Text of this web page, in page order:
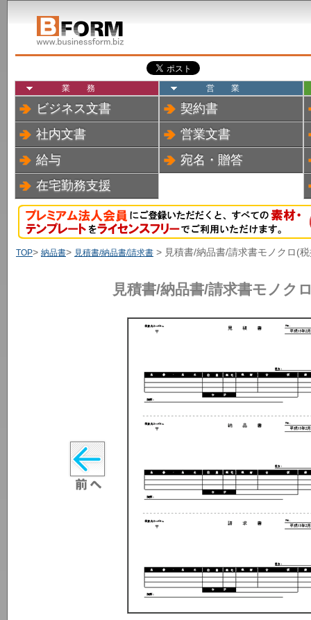
業務
ビジネス文書
社内文書
給与
在宅勤務支援
営業
契約書
営業文書
宛名・贈答
TOP> 納品書> 見積書/納品書/請求書 > 見積書/納品書/請求書モノクロ(
見積書/納品書/請求書モノク